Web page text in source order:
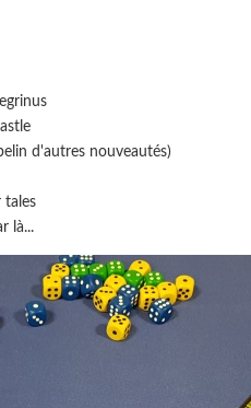
d'autres nouveautés)
tales
là...